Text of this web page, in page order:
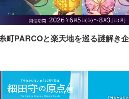
町PARCOと楽天地を巡る謎解き